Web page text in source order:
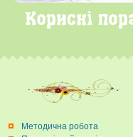
Методична робота